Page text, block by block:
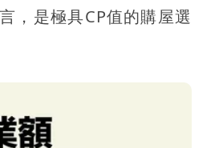
，是極具CP值的購屋選